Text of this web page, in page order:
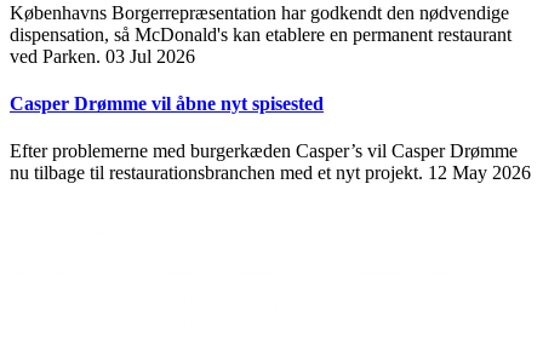
Københavns Borgerrepræsentation har godkendt den nødvendige
dispensation, så McDonald's kan etablere en permanent restaurant
ved Parken. 03 Jul 2026
Casper Drømme vil åbne nyt spisested
Efter problemerne med burgerkæden Casper’s vil Casper Drømme
nu tilbage til restaurationsbranchen med et nyt projekt. 12 May 2026